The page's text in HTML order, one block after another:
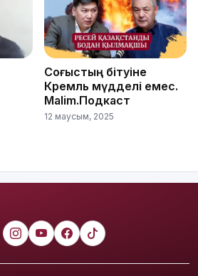
Соғыстың бітуіне
Кремль мүдделі емес.
Malim.Подкаст
12 маусым, 2025